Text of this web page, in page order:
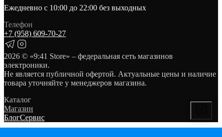
Ежедневно с 10:00 до 22:00 без выходных
Телефон
+7 (958) 609‑70‑27
2026 © «9:41 Store» – федеральная сеть магазинов
электроники.
Не является публичной офертой. Актуальные цены и наличие
товара уточняйте у менеджеров магазина.
Каталог
Магазин
БлогСервис